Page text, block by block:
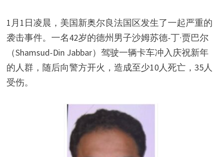
1月1日凌晨，美国新奥尔良法国区发生了一起严重的
袭击事件。一名42岁的德州男子沙姆苏德-丁·贾巴尔
（Shamsud-Din Jabbar）驾驶一辆卡车冲入庆祝新年
的人群，随后向警方开火，造成至少10人死亡，35人
受伤。